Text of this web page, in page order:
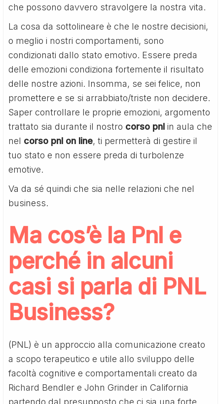
che possono davvero stravolgere la nostra vita.
La cosa da sottolineare è che le nostre decisioni,
o meglio i nostri comportamenti, sono
condizionati dallo stato emotivo. Essere preda
delle emozioni condiziona fortemente il risultato
delle nostre azioni. Insomma, se sei felice, non
promettere e se si arrabbiato/triste non decidere.
Saper controllare le proprie emozioni, argomento
trattato sia durante il nostro corso pnl in aula che
nel corso pnl on line, ti permetterà di gestire il
tuo stato e non essere preda di turbolenze
emotive.
Va da sé quindi che sia nelle relazioni che nel
business.
Ma cos’è la Pnl e
perché in alcuni
casi si parla di PNL
Business?
(PNL) è un approccio alla comunicazione creato
a scopo terapeutico e utile allo sviluppo delle
facoltà cognitive e comportamentali creato da
Richard Bendler e John Grinder in California
partendo dal presupposto che ci sia una forte